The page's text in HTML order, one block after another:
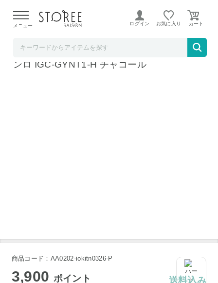
よる配送遅延が発生しております。
メニュー ログイン お気に入り
アイリスオーヤマ 減煙焼肉マルチカセットコ
ンロ IGC-GYNT1-H チャコール
商品コード：AA0202-iokitn0326-P
3,900 ポイント 送料込み